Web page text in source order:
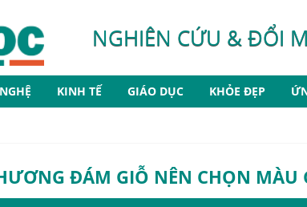
NGHIÊN CỨU & ĐỔI
KINH TẾ GIÁO DỤC KHỎE ĐẸP
ĐÁM GIỖ NÊN CHỌN MÀU